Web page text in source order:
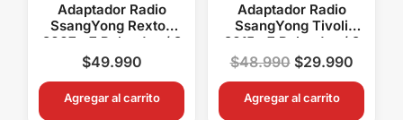
Adaptador Radio
SsangYong Rexton
2007+ 7 Pulgadas / 2
Din
$49.990
Agregar al carrito
Adaptador Radio
SsangYong Tivoli
2015+ 7 Pulgadas / 2
Din
$48.990 $29.990
Agregar al carrito